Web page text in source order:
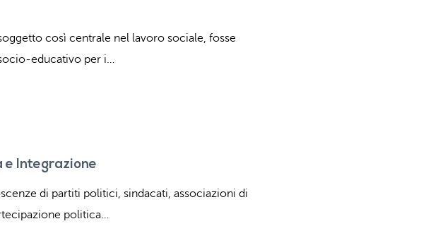
così centrale nel lavoro sociale, fosse
educativo per i…
e Integrazione
di partiti politici, sindacati, associazioni di
politica…